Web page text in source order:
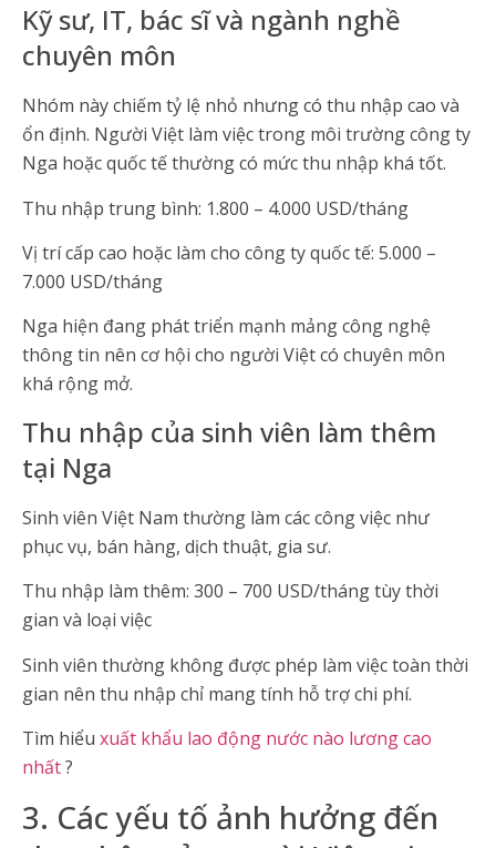
Kỹ sư, IT, bác sĩ và ngành nghề
chuyên môn
Nhóm này chiếm tỷ lệ nhỏ nhưng có thu nhập cao và
ổn định. Người Việt làm việc trong môi trường công ty
Nga hoặc quốc tế thường có mức thu nhập khá tốt.
Thu nhập trung bình: 1.800 – 4.000 USD/tháng
Vị trí cấp cao hoặc làm cho công ty quốc tế: 5.000 –
7.000 USD/tháng
Nga hiện đang phát triển mạnh mảng công nghệ
thông tin nên cơ hội cho người Việt có chuyên môn
khá rộng mở.
Thu nhập của sinh viên làm thêm
tại Nga
Sinh viên Việt Nam thường làm các công việc như
phục vụ, bán hàng, dịch thuật, gia sư.
Thu nhập làm thêm: 300 – 700 USD/tháng tùy thời
gian và loại việc
Sinh viên thường không được phép làm việc toàn thời
gian nên thu nhập chỉ mang tính hỗ trợ chi phí.
Tìm hiểu xuất khẩu lao động nước nào lương cao
nhất?
3. Các yếu tố ảnh hưởng đến